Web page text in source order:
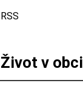
RSS
Život v obci